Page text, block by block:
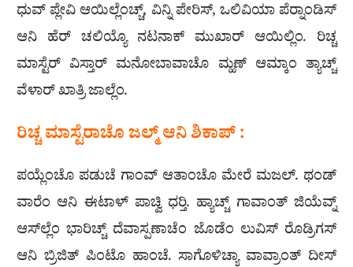
ಧುವ್ ಪ್ಲೇವಿ ಆಯಿಲ್ಲೆಂಚ್ಚ್, ವಿನ್ನಿ ಪೇರಿಸ್, ಒಲಿವಿಯಾ ಪೆರ‍್ನಾಂಡಿಸ್
ಆನಿ ಹೆರ್ ಚಲಿಯ್ಯೊ ನಟನಾಕ್ ಮುಖಾರ್ ಆಯಿಲ್ಲಿಂ. ರಿಚ್ಚ
ಮಾಸ್ಟೆರ್ ವಿಸ್ತಾರ್ ಮನೋಬಾವಾಚೊ ಮ್ಹಣ್ ಆಮ್ಕಾಂ ತ್ಯಾಚ್ಚ್
ವೆಳಾರ್ ಖಾತ್ರಿ ಜಾಲ್ಲೆಂ.
ರಿಚ್ಚ ಮಾಸ್ಟೆರಾಚೊ ಜಲ್ಮ್ ಆನಿ ಶಿಕಾಪ್ :
ಪಯ್ಲೆಂಚೊ ಪಡುಚೆ ಗಾಂವ್ ಆತಾಂಚೊ ಮೇರೆ ಮಜಲ್. ಥಂಡ್
ವಾರೆಂ ಆನಿ ಈಟಾಳ್ ಪಾಚ್ವಿ ಧರ‍್ತಿ. ಹ್ಯಾಚ್ಚ್ ಗಾವಾಂತ್ ಜಿಯೆವ್ನ್
ಆಸ್‌ಲ್ಲೆಂ ಭಾರಿಚ್ಚ್ ದೆವಾಸ್ಪಣಾಚೆಂ ಜೊಡೆಂ ಲುವಿಸ್ ರೊಡ್ರಿಗಸ್
ಆನಿ ಬ್ರಿಜಿತ್ ಪಿಂಟೊ ಹಾಂಚೆ. ಸಾಗೊಳಿಚ್ಯಾ ವಾವ್ರಾಂತ್ ದೀಸ್